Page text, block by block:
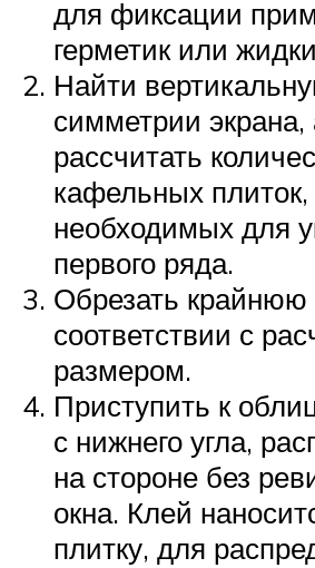
для фиксации
герметик или
Найти
симметрии экрана,
рассчитать
кафельных плиток,
необходимых для
первого ряда.
Обрезать крайнюю
соответствии с
размером.
Приступить к
с нижнего угла,
на стороне без
окна. Клей
плитку, для